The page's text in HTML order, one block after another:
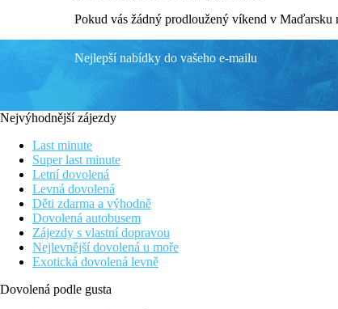
Pokud vás žádný prodloužený víkend v Maďarsku
Nejlepší nabídky do vašeho e-mailu
Nejvýhodnější zájezdy
Last minute
Super last minute
Letní dovolená
Levná dovolená
Děti zdarma a výhodně
Dovolená autobusem
Zájezdy s vlastní dopravou
Nejlevnější dovolená u moře
Exotická dovolená levně
Dovolená podle gusta